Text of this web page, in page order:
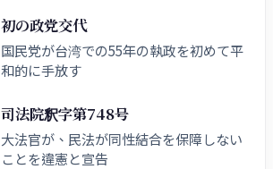
初の政党交代
国民党が台湾での55年の執政を初めて平
和的に手放す
司法院釈字第748号
大法官が、民法が同性結合を保障しない
ことを違憲と宣告